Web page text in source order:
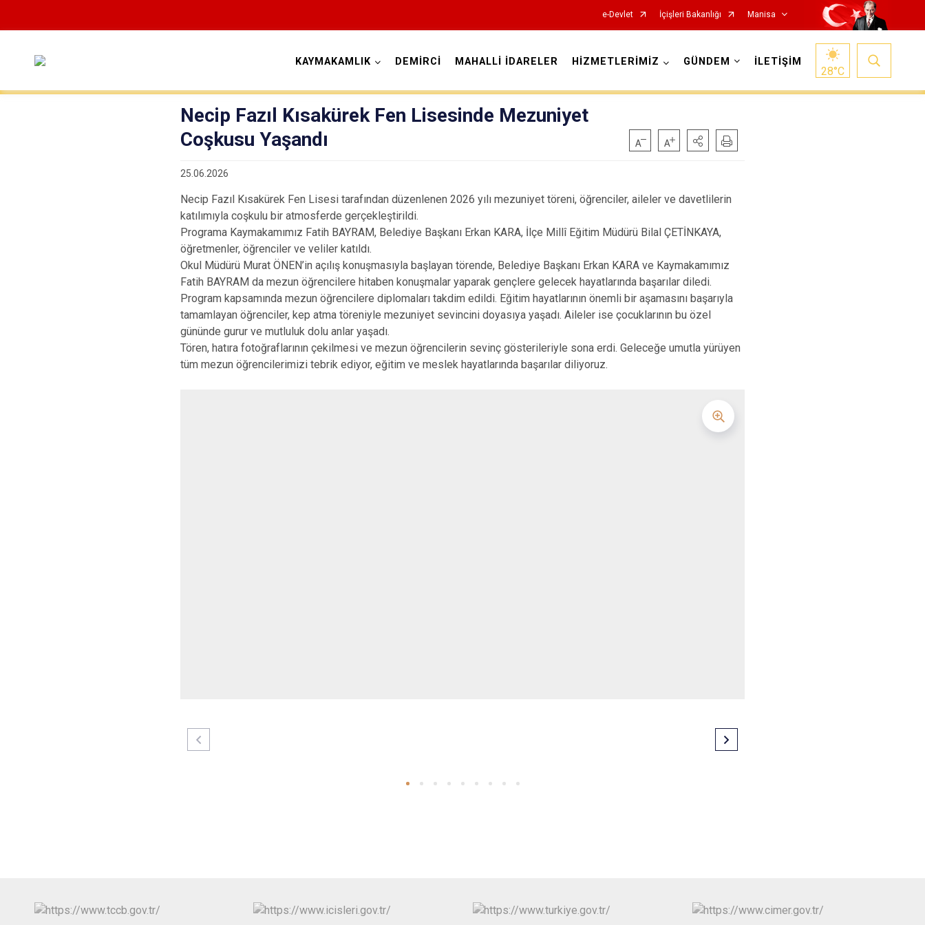
e-Devlet İçişleri Bakanlığı Manisa
Ahmetli
Alaşehir
Demirci
Gölmarmara
Gördes
Köprübaşı
Salihli
Saruhanlı
Selendi
Yunusemre
KAYMAKAMLIK DEMİRCİ MAHALLİ İDARELER HİZMETLERİMİZ GÜNDEM İLETİŞİM
28°C
Necip Fazıl Kısakürek Fen Lisesinde Mezuniyet
Coşkusu Yaşandı
25.06.2026
Necip Fazıl Kısakürek Fen Lisesi tarafından düzenlenen 2026 yılı mezuniyet töreni, öğrenciler, aileler ve davetlilerin
katılımıyla coşkulu bir atmosferde gerçekleştirildi.
Programa Kaymakamımız Fatih BAYRAM, Belediye Başkanı Erkan KARA, İlçe Millî Eğitim Müdürü Bilal ÇETİNKAYA,
öğretmenler, öğrenciler ve veliler katıldı.
Okul Müdürü Murat ÖNEN’in açılış konuşmasıyla başlayan törende, Belediye Başkanı Erkan KARA ve Kaymakamımız
Fatih BAYRAM da mezun öğrencilere hitaben konuşmalar yaparak gençlere gelecek hayatlarında başarılar diledi.
Program kapsamında mezun öğrencilere diplomaları takdim edildi. Eğitim hayatlarının önemli bir aşamasını başarıyla
tamamlayan öğrenciler, kep atma töreniyle mezuniyet sevincini doyasıya yaşadı. Aileler ise çocuklarının bu özel
gününde gurur ve mutluluk dolu anlar yaşadı.
Tören, hatıra fotoğraflarının çekilmesi ve mezun öğrencilerin sevinç gösterileriyle sona erdi. Geleceğe umutla yürüyen
tüm mezun öğrencilerimizi tebrik ediyor, eğitim ve meslek hayatlarında başarılar diliyoruz.